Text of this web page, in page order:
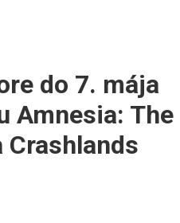
do 7. mája
Amnesia: The
Crashlands